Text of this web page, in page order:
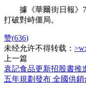
據《華爾街日報》7
打破對峙僵局。
赞(636)
未经允许不得转载：
上一篇
袁記食品更新招股書推
五年規劃發布 全國供